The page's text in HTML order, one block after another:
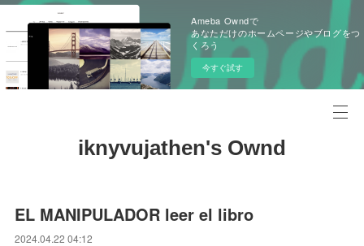
Ameba Owndで
あなただけのホームページやブログをつ
くろう
今すぐ試す
iknyvujathen's Ownd
EL MANIPULADOR leer el libro
2024.04.22 04:12